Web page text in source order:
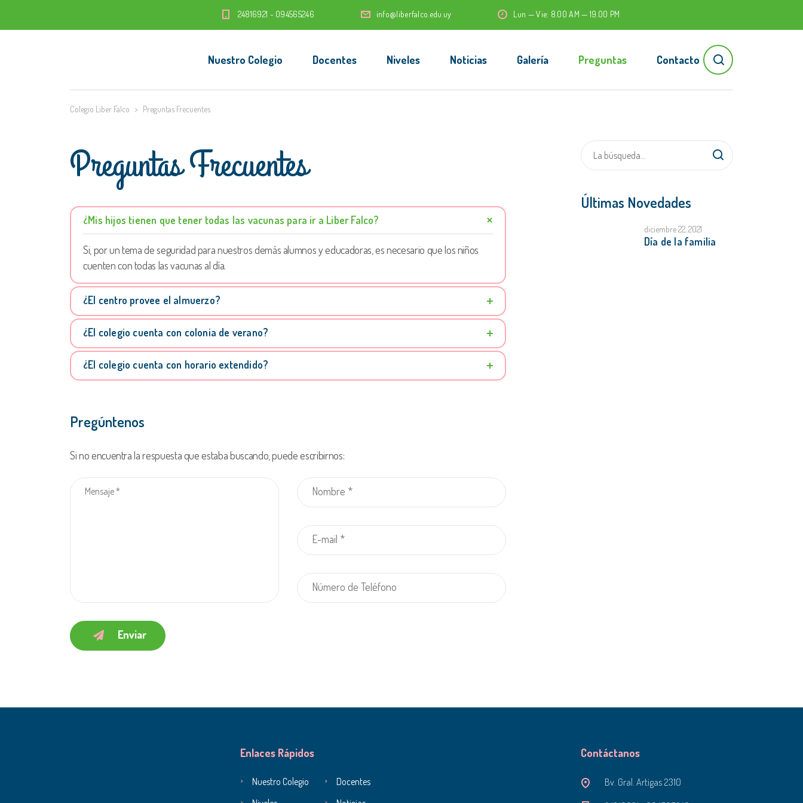
24816921 - 094565246 info@liberfalco.edu.uy Lun — Vie: 8.00 AM — 19.00 PM
Nuestro Colegio Docentes Niveles Noticias Galería Preguntas Contacto
Colegio Liber Falco > Preguntas Frecuentes
Preguntas Frecuentes
¿Mis hijos tienen que tener todas las vacunas para ir a Liber Falco?
Si, por un tema de seguridad para nuestros demás alumnos y educadoras, es necesario que los niños
cuenten con todas las vacunas al día.
¿El centro provee el almuerzo?
¿El colegio cuenta con colonia de verano?
¿El colegio cuenta con horario extendido?
Pregúntenos
Si no encuentra la respuesta que estaba buscando, puede escribirnos:
Enviar
Últimas Novedades
diciembre 22, 2021
Día de la familia
Enlaces Rápidos
Nuestro Colegio
Docentes
Contáctanos
Bv. Gral. Artigas 2310